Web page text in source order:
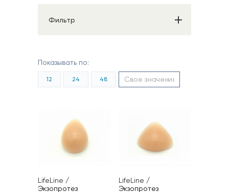
Фильтр
Показывать по:
12 24 48
LifeLine /
Экзопротез
LifeLine /
Экзопротез